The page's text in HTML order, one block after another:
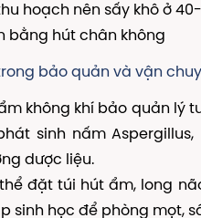
hoạch nên sấy khô ở
bằng hút chân không
bảo quản và vận
không khí bảo quản lý
sinh nấm Aspergillus,
dược liệu.
đặt túi hút ẩm, long
sinh học để phòng mọt,